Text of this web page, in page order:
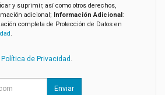
y suprimir, así como otros derechos,
adicional; Información Adicional:
completa de Protección de Datos en
.
Política de Privacidad .
Enviar